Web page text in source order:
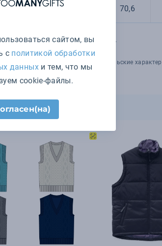
68 70,6
по размеру и цвету.
параметры товара, его потребительские
сайтом, вы
с политикой обработки
данныхи тем, что мы
cookie-файлы.